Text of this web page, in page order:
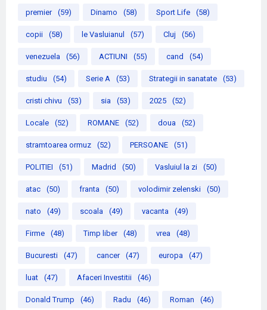
premier (59) Dinamo (58) Sport Life (58)
copii (58) le Vasluianul (57) Cluj (56)
venezuela (56) ACTIUNI (55) cand (54)
studiu (54) Serie A (53) Strategii in sanatate (53)
cristi chivu (53) sia (53) 2025 (52)
Locale (52) ROMANE (52) doua (52)
stramtoarea ormuz (52) PERSOANE (51)
POLITIEI (51) Madrid (50) Vasluiul la zi (50)
atac (50) franta (50) volodimir zelenski (50)
nato (49) scoala (49) vacanta (49)
Firme (48) Timp liber (48) vrea (48)
Bucuresti (47) cancer (47) europa (47)
luat (47) Afaceri Investitii (46)
Donald Trump (46) Radu (46) Roman (46)